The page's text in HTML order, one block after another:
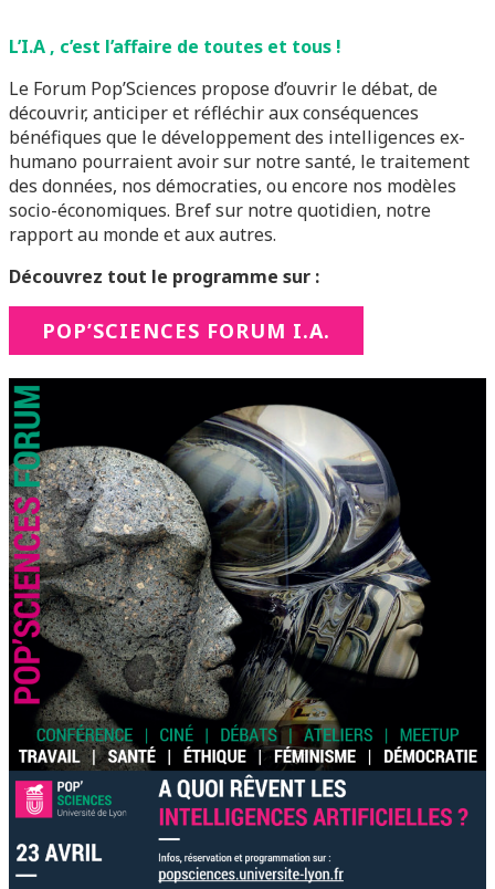
L’I.A , c’est l’affaire de toutes et tous !
Le Forum Pop’Sciences propose d’ouvrir le débat, de
découvrir, anticiper et réfléchir aux conséquences
bénéfiques que le développement des intelligences ex-
humano pourraient avoir sur notre santé, le traitement
des données, nos démocraties, ou encore nos modèles
socio-économiques. Bref sur notre quotidien, notre
rapport au monde et aux autres.
Découvrez tout le programme sur :
POP’SCIENCES FORUM I.A.